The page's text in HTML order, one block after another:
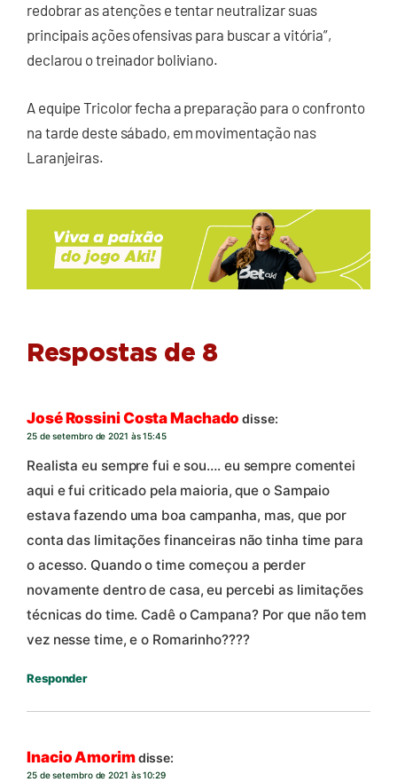
redobrar as atenções e tentar neutralizar suas
principais ações ofensivas para buscar a vitória”,
declarou o treinador boliviano.
A equipe Tricolor fecha a preparação para o confronto
na tarde deste sábado, em movimentação nas
Laranjeiras.
Respostas de 8
José Rossini Costa Machado disse:
25 de setembro de 2021 às 15:45
Realista eu sempre fui e sou…. eu sempre comentei
aqui e fui criticado pela maioria, que o Sampaio
estava fazendo uma boa campanha, mas, que por
conta das limitações financeiras não tinha time para
o acesso. Quando o time começou a perder
novamente dentro de casa, eu percebi as limitações
técnicas do time. Cadê o Campana? Por que não tem
vez nesse time, e o Romarinho????
Responder
Inacio Amorimdisse:
25 de setembro de 2021 às 10:29